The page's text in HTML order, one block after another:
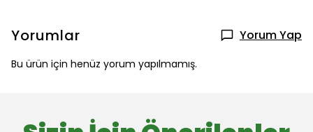
Yorumlar Yorum Yap
Bu ürün için henüz yorum yapılmamış.